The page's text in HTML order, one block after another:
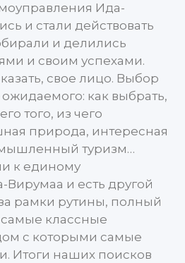
Ида-
и стали действовать
и делились
и своим успехами.
свое лицо. Выбор
как выбрать,
того, из чего
природа, интересная
туризм…
к единому
и есть другой
рамки рутины, полный
самые классные
с которыми самые
Итоги наших поисков